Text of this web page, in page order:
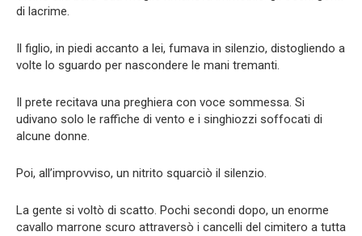
di lacrime.
Il figlio, in piedi accanto a lei, fumava in silenzio, distogliendo a
volte lo sguardo per nascondere le mani tremanti.
Il prete recitava una preghiera con voce sommessa. Si
udivano solo le raffiche di vento e i singhiozzi soffocati di
alcune donne.
Poi, all’improvviso, un nitrito squarciò il silenzio.
La gente si voltò di scatto. Pochi secondi dopo, un enorme
cavallo marrone scuro attraversò i cancelli del cimitero a tutta